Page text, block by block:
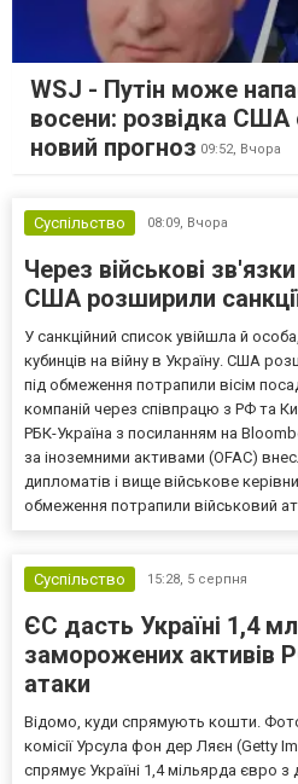
WSJ - Путін може
восени: розвідка США
новий прогноз 09:52, Вчора
Суспільство 08:09, Вчора
Через військові
США розширили
У санкційний список увійшла й
кубинців на війну в Україну. США
під обмеження потрапили вісім
компаній через співпрацю з РФ та
РБК-Україна з посиланням на
за іноземними активами (OFAC)
дипломатів і вище військове
обмеження потрапили військовий
Суспільство 15:28, 5 серпня
ЄС дасть Україні 1,4
заморожених активів
атаки
Відомо, куди спрямують кошти.
комісії Урсула фон дер Ляєн (Getty
спрямує Україні 1,4 мільярда євро